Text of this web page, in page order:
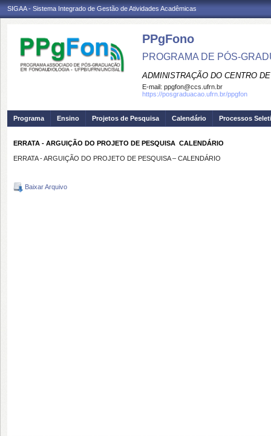
SIGAA - Sistema Integrado de Gestão de Atividades Acadêmicas
PPgFono
PROGRAMA DE PÓS-
ADMINISTRAÇÃO DO CENTRO
E-mail: ppgfon@ccs.ufrn.br
https://posgraduacao.ufrn.br/ppgfon
Programa Ensino Projetos de Pesquisa Calendário Processos
ERRATA - ARGUIÇÃO DO PROJETO DE PESQUISA  CALENDÁRIO
ERRATA - ARGUIÇÃO DO PROJETO DE PESQUISA – CALENDÁRIO
Baixar Arquivo